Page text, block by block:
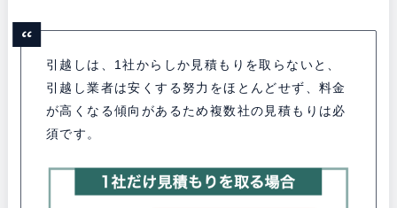
引越しは、1社からしか見積もりを取らないと、
引越し業者は安くする努力をほとんどせず、料金
が高くなる傾向があるため複数社の見積もりは必
須です。